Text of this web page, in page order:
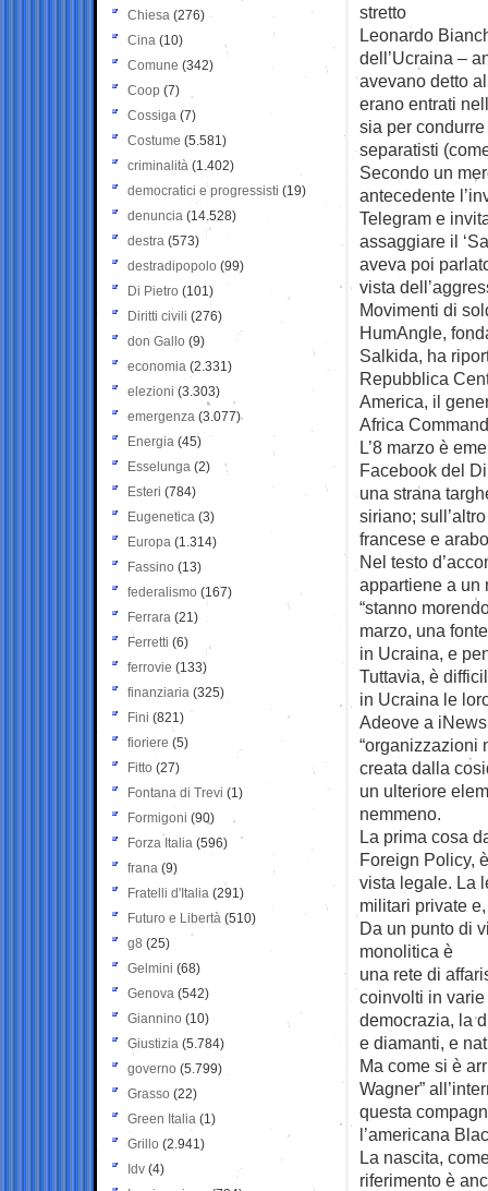
stretto
Leonardo
dell’Ucraina –
avevano detto
erano entrati
sia per
separatisti
Secondo un
antecedente
Telegram e
assaggiare il
aveva poi
vista
Movimenti di
HumAngle,
Salkida, ha
Repubblica
America, il
Africa
L’8 marzo è
Facebook del
una strana
siriano;
francese e
Nel testo
appartiene a un
“stanno
marzo, una
in Ucraina, e
Tuttavia, è
in Ucraina le
Adeove a
“organizzazioni
creata dalla
un ulteriore
nemmeno.
La prima cosa
Foreign Policy,
vista legale. La
militari private
Da un punto di
monolitica è
una rete di
coinvolti in
democrazia, la
e diamanti, e
Ma come si è
Wagner”
questa
l’americana
La nascita,
riferimento è
Chiesa (276)
Cina (10)
Comune (342)
Coop (7)
Cossiga (7)
Costume (5.581)
criminalità (1.402)
democratici e progressisti (19)
denuncia (14.528)
destra (573)
destradipopolo (99)
Di Pietro (101)
Diritti civili (276)
don Gallo (9)
economia (2.331)
elezioni (3.303)
emergenza (3.077)
Energia (45)
Esselunga (2)
Esteri (784)
Eugenetica (3)
Europa (1.314)
Fassino (13)
federalismo (167)
Ferrara (21)
Ferretti (6)
ferrovie (133)
finanziaria (325)
Fini (821)
fioriere (5)
Fitto (27)
Fontana di Trevi (1)
Formigoni (90)
Forza Italia (596)
frana (9)
Fratelli d'Italia (291)
Futuro e Libertà (510)
g8 (25)
Gelmini (68)
Genova (542)
Giannino (10)
Giustizia (5.784)
governo (5.799)
Grasso (22)
Green Italia (1)
Grillo (2.941)
Idv (4)